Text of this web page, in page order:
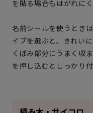
を貼る場合もはがれに
名前シールを使うとき
イプを選ぶと、きれい
くぼみ部分にうまく収
を押し込むとしっかり付